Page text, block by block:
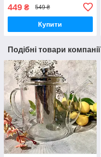
ситом
449 ₴ 549 ₴
Купити
Подібні товари компанії